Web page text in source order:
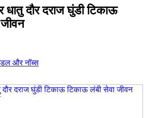
दौर दराज घुंडी टिकाऊ
और नॉब्स